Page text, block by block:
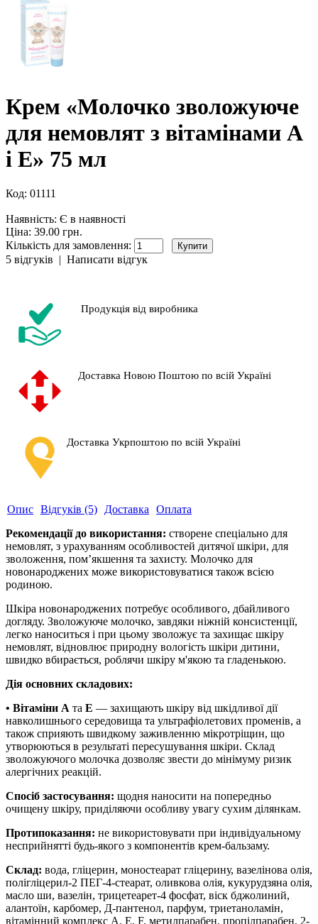
Крем «Молочко зволожуюче
для немовлят з вітамінами А
і Е» 75 мл
Код: 01111
Наявність: Є в наявності
Ціна: 39.00 грн.
Кількість для замовлення:
5 відгуків | Написати відгук
Продукція від виробника
Доставка Новою Поштою по всій Україні
Доставка Укрпоштою по всій Україні
Опис Відгуків (5) Доставка
Оплата
Рекомендації до використання: створене спеціально для
немовлят, з урахуванням особливостей дитячої шкіри, для
зволоження, пом’якшення та захисту. Молочко для
новонароджених може використовуватися також всією
родиною.
Шкіра новонароджених потребує особливого, дбайливого
догляду. Зволожуюче молочко, завдяки ніжній консистенції,
легко наноситься і при цьому зволожує та захищає шкіру
немовлят, відновлює природну вологість шкіри дитини,
швидко вбирається, роблячи шкіру м'якою та гладенькою.
Дія основних складових:
• Вітаміни А та Е — захищають шкіру від шкідливої дії
навколишнього середовища та ультрафіолетових променів, а
також сприяють швидкому заживленню мікротріщин, що
утворюються в результаті пересушування шкіри. Склад
зволожуючого молочка дозволяє звести до мінімуму ризик
алергічних реакцій.
Спосіб застосування: щодня наносити на попередньо
очищену шкіру, приділяючи особливу увагу сухим ділянкам.
Протипоказання: не використовувати при індивідуальному
несприйнятті будь-якого з компонентів крем-бальзаму.
Склад: вода, гліцерин, моностеарат гліцерину, вазелінова олія,
полігліцерил-2 ПЕГ-4-стеарат, оливкова олія, кукурудзяна олія,
масло ши, вазелін, трицетеарет-4 фосфат, віск бджолиний,
алантоїн, карбомер, Д-пантенол, парфум, триетаноламін,
вітамінний комплекс A, E, F, метилпарабен, пропілпарабен, 2-